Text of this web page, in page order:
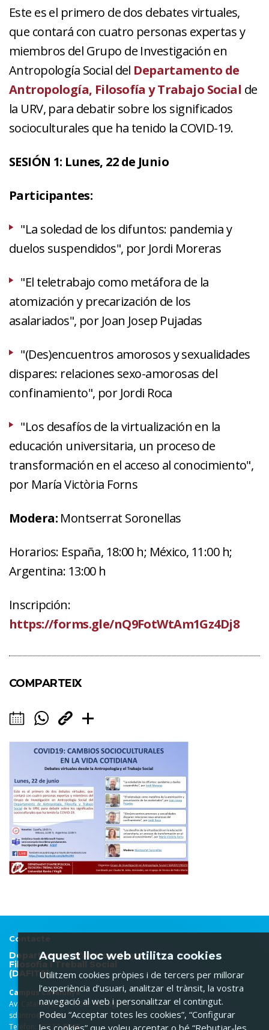
Este es el primero de dos debates virtuales,
que contará con cuatro personas expertas y
miembros del Grupo de Investigación en
Antropología Social del Departamento de
Antropología, Filosofía y Trabajo Social de
la URV, para debatir sobre los significados
socioculturales que ha tenido la COVID-19.
SESIÓN 1: Lunes, 22 de Junio
Participantes:
"La soledad de los difuntos: pandemia y
duelos suspendidos", por Jordi Moreras
"El teletrabajo como metáfora de la
atomización y precarización de los
asalariados", por Joan Josep Pujadas
"(Des)encuentros amorosos y sexualidades
dispares: relaciones sexo-amorosas del
confinamiento", por Jordi Roca
"Los desafíos de la virtualización en la
educación universitaria, un proceso de
transformación en el acceso al conocimiento",
por María Victòria Forns
Modera: Montserrat Soronellas
Horarios: España, 18:00 h; México, 11:00 h;
Argentina: 13:00 h
Inscripción:
https://forms.gle/nQ9FotWtAm1Gz4Dj8
COMPARTEIX
Contacte
Departament d'Antropologia,
Filosofia i Treball Social
(DAFITS)
Campus Catalunya
Av. Catalunya, 35. 43002 Tarragona
sdantro@urv.cat
Telèfon: 977 559748
Aquest lloc web utilitza cookies
Utilitzem cookies pròpies i de tercers per millorar
l’experiència d’usuari, analitzar el trànsit, la vostra
navegació al web i personalitzar el contingut.
Podeu “Acceptar totes les cookies”, “Configurar
les cookies” que voleu acceptar o bé “Rebutjar-les